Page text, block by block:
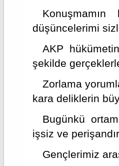
düşüncelerimi
AKP
şekilde
Zorlama
kara deliklerin
Bugünkü
işsiz ve
Gençlerimiz